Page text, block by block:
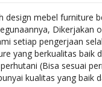
design mebel furniture
Dikerjakan
setiap pengerjaan
yang berkualitas baik
(Bisa sesuai
kualitas yang baik